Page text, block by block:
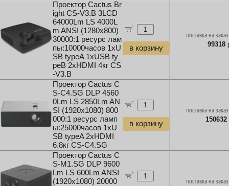
Проектор Cactus Br
ight CS-V3.B 3LCD
64000Lm LS 4000L
m ANSI (1280x800)
30000:1 ресурс лам
пы:10000часов 1xU
SB typeA 1xUSB ty
peB 2xHDMI 4кг CS
-V3.B
в корзину
поставка на
99318
Проектор Cactus C
S-C4.SG DLP 4560
0Lm LS 2850Lm AN
SI (1920x1080) 800
000:1 ресурс ламп
ы:25000часов 1xU
SB typeA 2xHDMI
6.8кг CS-C4.SG
в корзину
поставка на
150632
Проектор Cactus C
S-M1.SG DLP 9600
Lm LS 600Lm ANSI
(1920x1080) 20000
поставка на